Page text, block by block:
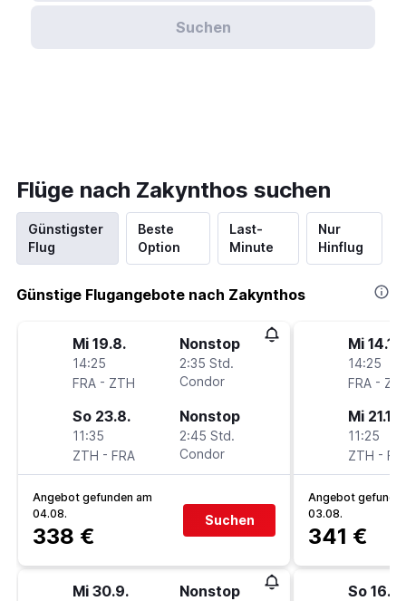
Suchen
Flüge nach Zakynthos suchen
Günstigster
Flug
Beste
Option
Last-
Minute
Nur
Hinflug
Günstige Flugangebote nach Zakynthos
Mi 19.8.
14:25
FRA - ZTH
Nonstop
2:35 Std.
Condor
So 23.8.
11:35
ZTH - FRA
Nonstop
2:45 Std.
Condor
Angebot gefunden am
04.08.
338 €
Suchen
Mi 30.9. Nonstop
Mi 14.10.
14:25
FRA -
Mi 21.10.
11:25
ZTH -
Angebot
03.08.
341 €
So 16.8.